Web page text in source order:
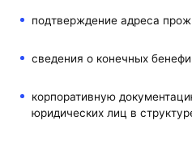
подтверждение адреса
сведения о конечных
корпоративную
юридических лиц в